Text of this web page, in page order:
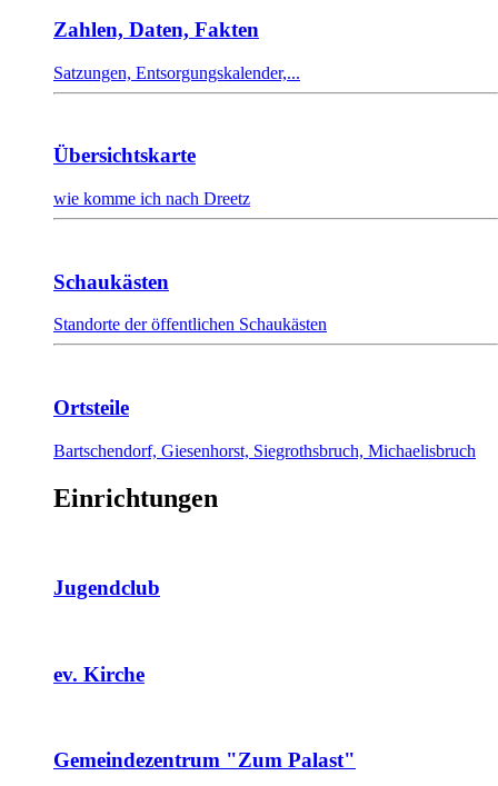
Zahlen, Daten, Fakten
Satzungen, Entsorgungskalender,...
Übersichtskarte
wie komme ich nach Dreetz
Schaukästen
Standorte der öffentlichen Schaukästen
Ortsteile
Bartschendorf, Giesenhorst, Siegrothsbruch, Michaelisbruch
Einrichtungen
Jugendclub
ev. Kirche
Gemeindezentrum "Zum Palast"